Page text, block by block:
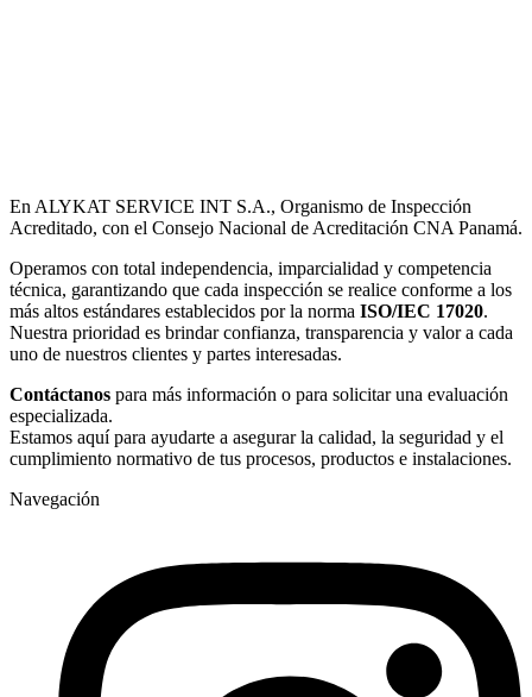
En ALYKAT SERVICE INT S.A., Organismo de Inspección
Acreditado, con el Consejo Nacional de Acreditación CNA Panamá.
Operamos con total independencia, imparcialidad y competencia
técnica, garantizando que cada inspección se realice conforme a los
más altos estándares establecidos por la norma ISO/IEC 17020.
Nuestra prioridad es brindar confianza, transparencia y valor a cada
uno de nuestros clientes y partes interesadas.
Contáctanos para más información o para solicitar una evaluación
especializada.
Estamos aquí para ayudarte a asegurar la calidad, la seguridad y el
cumplimiento normativo de tus procesos, productos e instalaciones.
Navegación